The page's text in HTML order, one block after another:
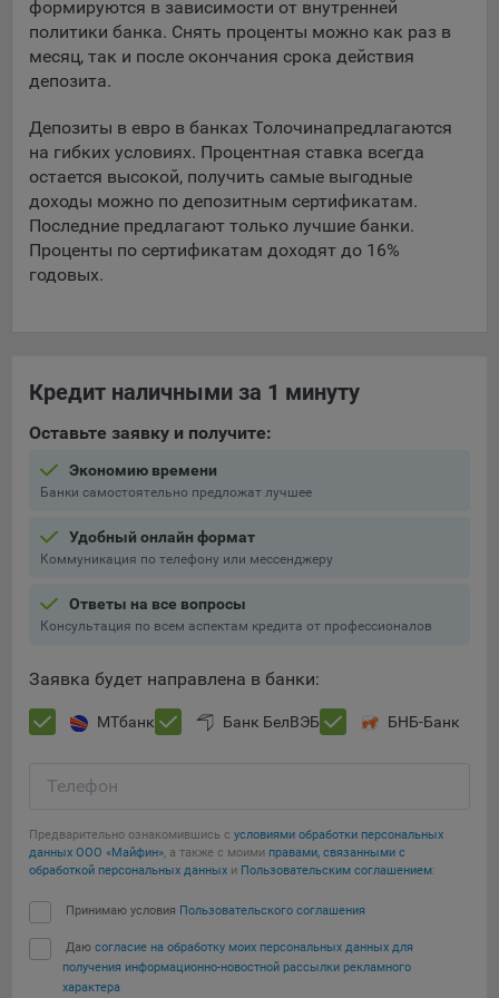
5.4. Создание и предоставление персонализированной
рекламы пользователю.
применяемые при регистрации либо входе в систему, или
для оставления отзыва либо комментария. Данные файлы
cookie используются в целях обеспечения корректной
работы сайтов и полноценного использования его
функционала пользователем, не могут быть отключены в
системах. Вместе с тем, пользователь может настроить
браузер, чтобы он блокировал такие файлы сookie или
уведомлял пользователя об их использовании — но в таком
используются для обеспечения работы некоторых
предпочтений пользователя, в том числе имени
пользователя или выбора языка, и для предотвращения
повторных прохождений опросов пользователями.
пользователей с сайтом.
контента. Данные файлы cookie собирают информацию о
выборе пользователя на сайте и его предпочтениях и
выбранном пользователем городе и других местных
настраивать сайт.
Яндекс.Метрика, Google Analytics. Данные файлы cookie
использовал сайты, и позволяют Обществу вносить в них
улучшения.
сайта Общества посещаются чаще всего, помогают
выявлять трудности, возникающие при использовании
сайта, а также позволяют оценить эффективность
рекламы. Благодаря этому у Общества есть возможность
Сохранить мои изменения
Сохранить по умолчанию
формируются в зависимости от внутренней
политики банка. Снять проценты можно как раз в
месяц, так и после окончания срока действия
депозита.
Депозиты в евро в банках Толочинапредлагаются
на гибких условиях. Процентная ставка всегда
остается высокой, получить самые выгодные
доходы можно по депозитным сертификатам.
Последние предлагают только лучшие банки.
Проценты по сертификатам доходят до 16%
годовых.
Кредит наличными за 1 минуту
Оставьте заявку и получите:
Экономию времени
Банки самостоятельно предложат лучшее
Удобный онлайн формат
Коммуникация по телефону или мессенджеру
Ответы на все вопросы
Консультация по всем аспектам кредита от профессионалов
Заявка будет направлена в банки:
МТбанк Банк БелВЭБ БНБ-Банк
Телефон
Предварительно ознакомившись с условиями обработки персональных
данных ООО «Майфин», а также с моими правами, связанными с
обработкой персональных данных и Пользовательским соглашением:
Принимаю условия Пользовательского соглашения
Даю согласие на обработку моих персональных данных для
получения информационно-новостной рассылки рекламного
характера